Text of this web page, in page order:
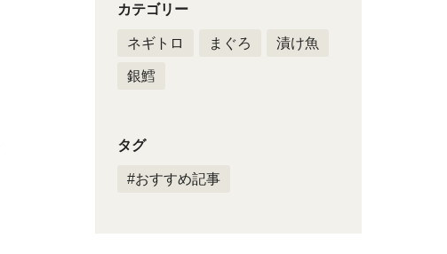
カテゴリー
ネギトロ まぐろ 漬け魚
銀鱈
タグ
#おすすめ記事